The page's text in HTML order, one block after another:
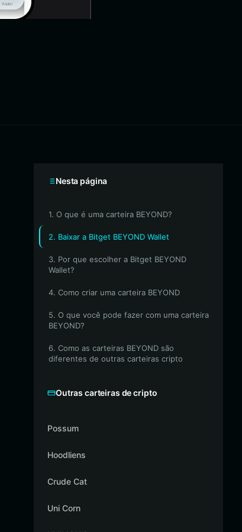
Nesta página
1. O que é uma carteira BEYOND?
2. Baixar a Bitget BEYOND Wallet
3. Por que escolher a Bitget BEYOND
Wallet?
4. Como criar uma carteira BEYOND
5. O que você pode fazer com uma carteira
BEYOND?
6. Como as carteiras BEYOND são
diferentes de outras carteiras cripto
Outras carteiras de cripto
Possum
Hoodliens
Crude Cat
Uni Corn